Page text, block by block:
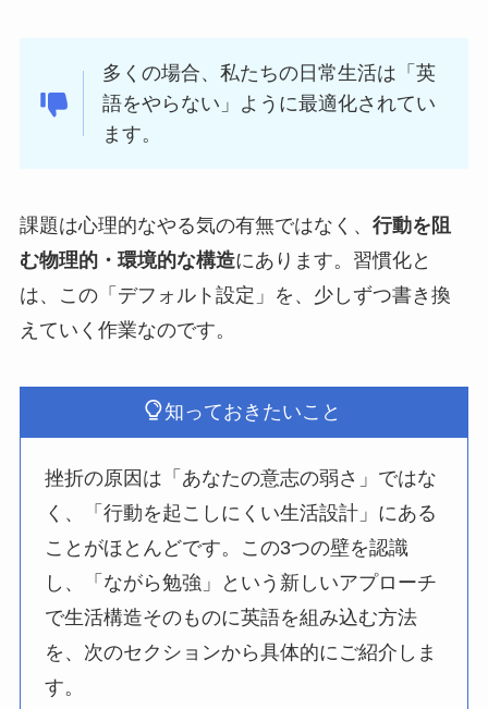
多くの場合、私たちの日常生活は「英
語をやらない」ように最適化されてい
ます。
課題は心理的なやる気の有無ではなく、 行動を阻
む物理的・環境的な構造にあります。習慣化と
は、この「デフォルト設定」を、少しずつ書き換
えていく作業なのです。
知っておきたいこと
挫折の原因は「あなたの意志の弱さ」ではな
く、「行動を起こしにくい生活設計」にある
ことがほとんどです。この3つの壁を認識
し、「ながら勉強」という新しいアプローチ
で生活構造そのものに英語を組み込む方法
を、次のセクションから具体的にご紹介しま
す。